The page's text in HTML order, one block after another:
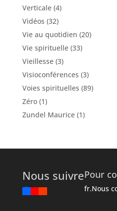
Verticale(4)
Vidéos (32)
Vie au quotidien (20)
Vie spirituelle(33)
Vieillesse(3)
Visioconférences (3)
Voies spirituelles (89)
Zéro(1)
Zundel Maurice(1)
Nous suivrePour
fr.Nous